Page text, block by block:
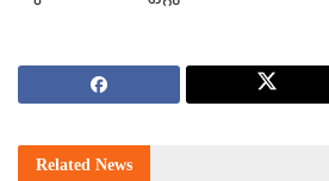
Related News